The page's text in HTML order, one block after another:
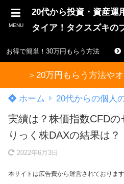
MENU
20代から投資・資産運
タイア！タクスズキの
お得で簡単！30万円もらう方法
＞20万円もらう方法や
ホーム 20代からの個人
実績は？株価指数CFDの
りっく株DAXの結果は？
2022年6月3日
本サイトは広告費から運営されております